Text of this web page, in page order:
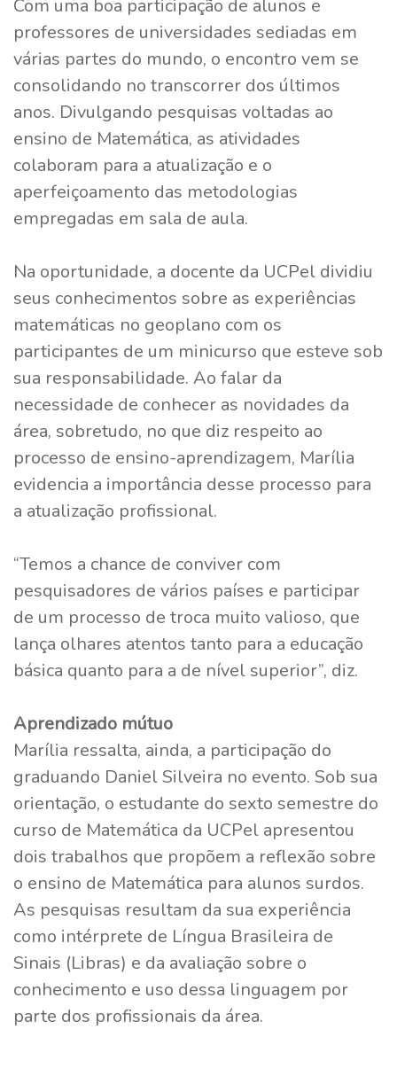
Com uma boa participação de alunos e
professores de universidades sediadas em
várias partes do mundo, o encontro vem se
consolidando no transcorrer dos últimos
anos. Divulgando pesquisas voltadas ao
ensino de Matemática, as atividades
colaboram para a atualização e o
aperfeiçoamento das metodologias
empregadas em sala de aula.
Na oportunidade, a docente da UCPel dividiu
seus conhecimentos sobre as experiências
matemáticas no geoplano com os
participantes de um minicurso que esteve sob
sua responsabilidade. Ao falar da
necessidade de conhecer as novidades da
área, sobretudo, no que diz respeito ao
processo de ensino-aprendizagem, Marília
evidencia a importância desse processo para
a atualização profissional.
“Temos a chance de conviver com
pesquisadores de vários países e participar
de um processo de troca muito valioso, que
lança olhares atentos tanto para a educação
básica quanto para a de nível superior”, diz.
Aprendizado mútuo
Marília ressalta, ainda, a participação do
graduando Daniel Silveira no evento. Sob sua
orientação, o estudante do sexto semestre do
curso de Matemática da UCPel apresentou
dois trabalhos que propõem a reflexão sobre
o ensino de Matemática para alunos surdos.
As pesquisas resultam da sua experiência
como intérprete de Língua Brasileira de
Sinais (Libras) e da avaliação sobre o
conhecimento e uso dessa linguagem por
parte dos profissionais da área.